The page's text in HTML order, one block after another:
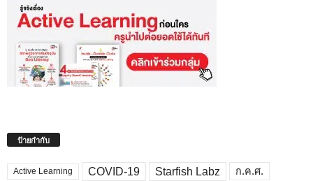
ป้ายกำกับ
Active Learning COVID-19 Starfish Labz ก.ค.ศ.